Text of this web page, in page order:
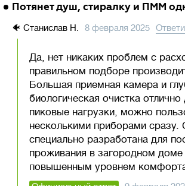
Потянет душ, стиралку и ПММ
🐠 Станислав Н. 8 февраля 2025
Да, нет никаких проблем с
правильном подборе
Большая приемная камера и
биологическая очистка
пиковые нагрузки, можно
несколькими приборами сразу.
специально разработана для
проживания в загородном доме
повышенным уровнем